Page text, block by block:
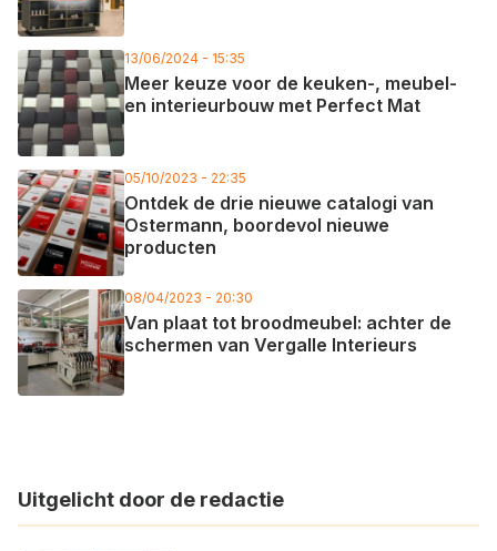
13/06/2024 - 15:35
Meer keuze voor de keuken-, meubel-
en interieurbouw met Perfect Mat
05/10/2023 - 22:35
Ontdek de drie nieuwe catalogi van
Ostermann, boordevol nieuwe
producten
08/04/2023 - 20:30
Van plaat tot broodmeubel: achter de
schermen van Vergalle Interieurs
Uitgelicht door de redactie